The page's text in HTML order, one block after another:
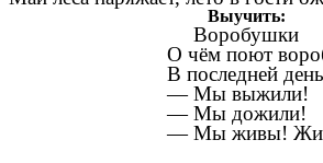
Выучить:
Воробушки
О чём поют
В последней
— Мы выжили!
— Мы дожили!
— Мы живы!